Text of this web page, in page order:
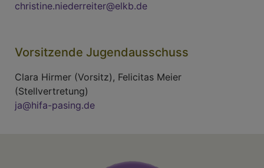
christine.niederreiter@elkb.de
Vorsitzende Jugendausschuss
Clara Hirmer (Vorsitz), Felicitas Meier
(Stellvertretung)
ja@hifa-pasing.de